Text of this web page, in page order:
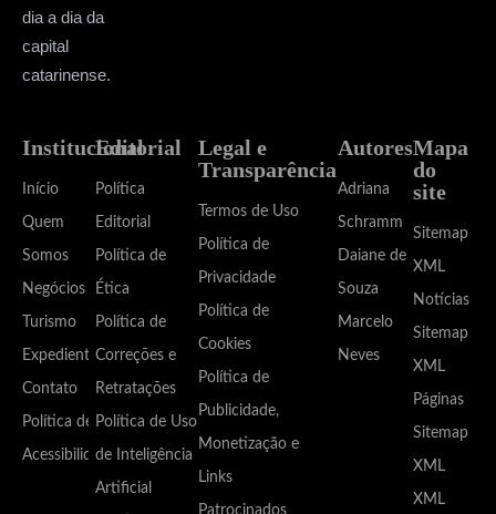
dia a dia da
capital
catarinense.
Institucional
Início
Quem
Somos
Negócios
Turismo
Expediente
Contato
Política de
Acessibilidade
Editorial
Política
Editorial
Política de
Ética
Política de
Correções e
Retratações
Política de Uso
de Inteligência
Artificial
Legal e
Transparência
Termos de Uso
Política de
Privacidade
Política de
Cookies
Política de
Publicidade,
Monetização e
Links
Patrocinados
Autores
Adriana
Schramm
Daiane de
Souza
Marcelo
Neves
Mapa
do
site
Sitemap
XML
Notícias
Sitemap
XML
Páginas
Sitemap
XML
XML